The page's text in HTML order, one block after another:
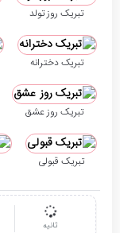
ثانیه
تبریک روز تولد
تبریک دخترانه
تبریک روز عشق
تبریک قبولی